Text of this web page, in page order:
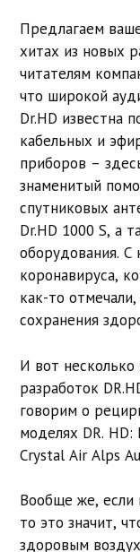
Предлагаем
хитах из новых
читателям
что широкой
Dr.HD известна
кабельных и
приборов –
знаменитый
спутниковых
Dr.HD 1000 S, а
оборудования.
коронавируса,
как-то
сохранения
И вот
разработок
говорим о
моделях DR. HD:
Crystal Air Alps
Вообще же, если
то это значит,
здоровым